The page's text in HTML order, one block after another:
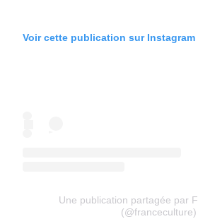
Voir cette publication sur Instagram
Une publication partagée par
(@franceculture)